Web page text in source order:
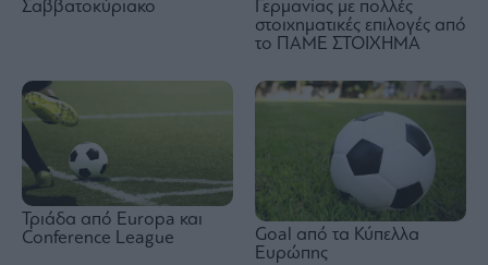
Σαββατοκύριακο
Γερμανίας με πολλές
στοιχηματικές επιλογές από
το ΠΑΜΕ ΣΤΟΙΧΗΜΑ
Τριάδα από Europa και
Conference League
Goal από τα Κύπελλα
Ευρώπης